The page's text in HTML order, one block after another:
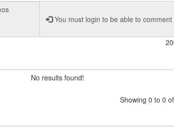
You must login to be able to comment
No results found!
Showing 0 to 0